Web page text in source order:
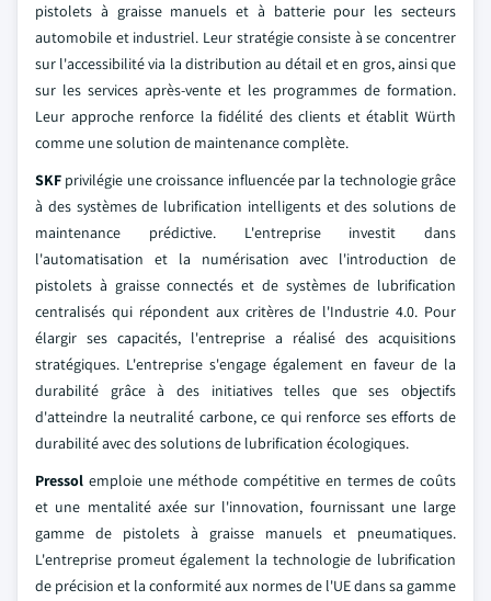
pistolets à graisse manuels et à batterie pour les secteurs
automobile et industriel. Leur stratégie consiste à se concentrer
sur l'accessibilité via la distribution au détail et en gros, ainsi que
sur les services après-vente et les programmes de formation.
Leur approche renforce la fidélité des clients et établit Würth
comme une solution de maintenance complète.
SKF privilégie une croissance influencée par la technologie grâce
à des systèmes de lubrification intelligents et des solutions de
maintenance prédictive. L'entreprise investit dans
l'automatisation et la numérisation avec l'introduction de
pistolets à graisse connectés et de systèmes de lubrification
centralisés qui répondent aux critères de l'Industrie 4.0. Pour
élargir ses capacités, l'entreprise a réalisé des acquisitions
stratégiques. L'entreprise s'engage également en faveur de la
durabilité grâce à des initiatives telles que ses objectifs
d'atteindre la neutralité carbone, ce qui renforce ses efforts de
durabilité avec des solutions de lubrification écologiques.
Pressol emploie une méthode compétitive en termes de coûts
et une mentalité axée sur l'innovation, fournissant une large
gamme de pistolets à graisse manuels et pneumatiques.
L'entreprise promeut également la technologie de lubrification
de précision et la conformité aux normes de l'UE dans sa gamme